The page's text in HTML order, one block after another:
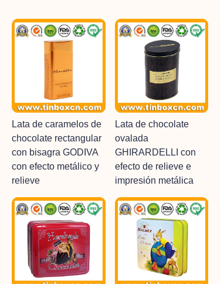
Lata de caramelos de
chocolate rectangular
con bisagra GODIVA
con efecto metálico y
relieve
Lata de chocolate
ovalada
GHIRARDELLI con
efecto de relieve e
impresión metálica